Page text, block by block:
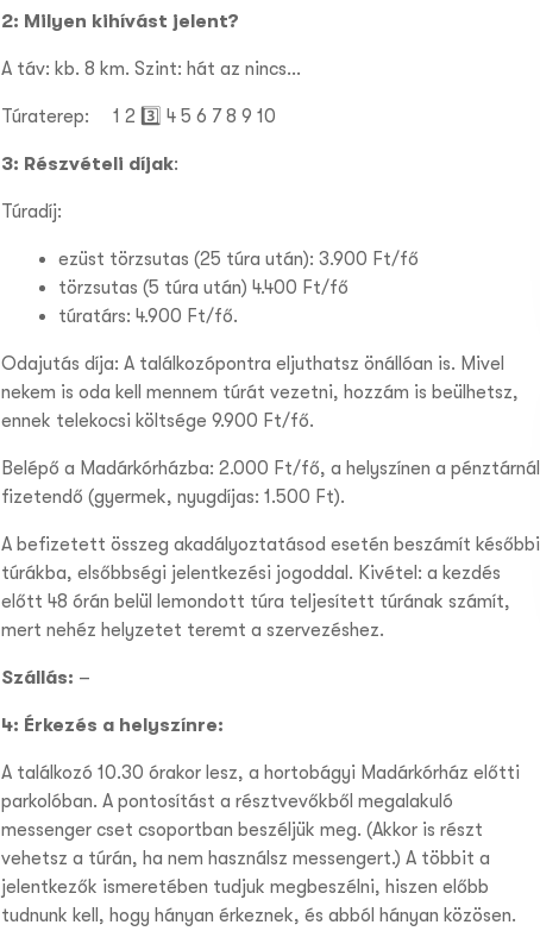
2: Milyen kihívást jelent?
A táv: kb. 8 km. Szint: hát az nincs…
Túraterep: 1 2 3️⃣ 4 5 6 7 8 9 10
3: Részvételi díjak:
Túradíj:
ezüst törzsutas (25 túra után): 3.900 Ft/fő
törzsutas (5 túra után) 4.400 Ft/fő
túratárs: 4.900 Ft/fő.
Odajutás díja: A találkozópontra eljuthatsz önállóan is. Mivel
nekem is oda kell mennem túrát vezetni, hozzám is beülhetsz,
ennek telekocsi költsége 9.900 Ft/fő.
Belépő a Madárkórházba: 2.000 Ft/fő, a helyszínen a pénztárnál
fizetendő (gyermek, nyugdíjas: 1.500 Ft).
A befizetett összeg akadályoztatásod esetén beszámít későbbi
túrákba, elsőbbségi jelentkezési jogoddal. Kivétel: a kezdés
előtt 48 órán belül lemondott túra teljesített túrának számít,
mert nehéz helyzetet teremt a szervezéshez.
Szállás: –
4: Érkezés a helyszínre:
A találkozó 10.30 órakor lesz, a hortobágyi Madárkórház előtti
parkolóban. A pontosítást a résztvevőkből megalakuló
messenger cset csoportban beszéljük meg. (Akkor is részt
vehetsz a túrán, ha nem használsz messengert.) A többit a
jelentkezők ismeretében tudjuk megbeszélni, hiszen előbb
tudnunk kell, hogy hányan érkeznek, és abból hányan közösen.